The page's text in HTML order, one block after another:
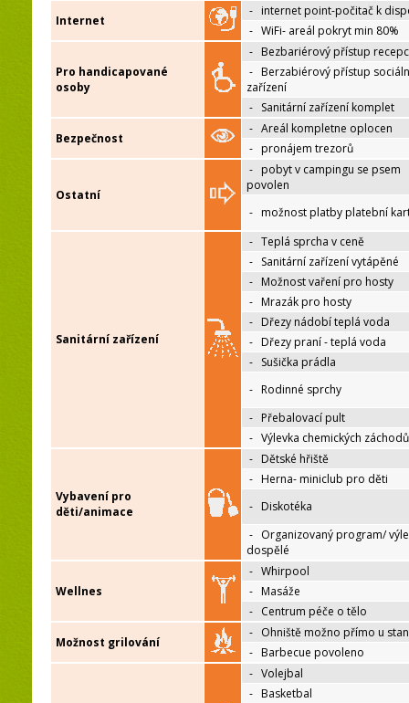
Internet
- internet point-počitač k
- WiFi- areál pokryt min 80%
Pro handicapované
osoby
- Bezbariérový přístup
- Berzabiérový přístup
zařízení
- Sanitární zařízení komplet
Bezpečnost
- Areál kompletne oplocen
- pronájem trezorů
Ostatní
- pobyt v campingu se psem
povolen
- možnost platby platební
Sanitární zařízení
- Teplá sprcha v ceně
- Sanitární zařízení vytápěné
- Možnost vaření pro hosty
- Mrazák pro hosty
- Dřezy nádobí teplá voda
- Dřezy praní - teplá voda
- Sušička prádla
- Rodinné sprchy
- Přebalovací pult
- Výlevka chemických záchodů
Vybavení pro
děti/animace
- Dětské hřiště
- Herna- miniclub pro děti
- Diskotéka
- Organizovaný program/
dospělé
Wellnes
- Whirpool
- Masáže
- Centrum péče o tělo
Možnost grilování
- Ohniště možno přímo u
- Barbecue povoleno
- Volejbal
- Basketbal